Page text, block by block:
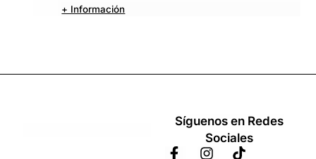
+ Información
Síguenos en Redes
Sociales